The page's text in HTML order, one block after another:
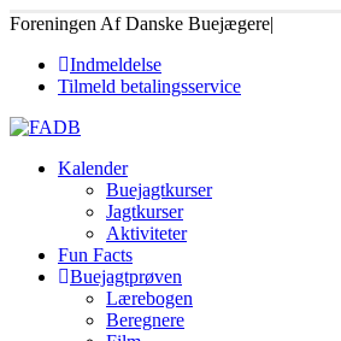
Foreningen Af Danske Buejægere|
Indmeldelse
Tilmeld betalingsservice
Kalender
Buejagtkurser
Jagtkurser
Aktiviteter
Fun Facts
Buejagtprøven
Lærebogen
Beregnere